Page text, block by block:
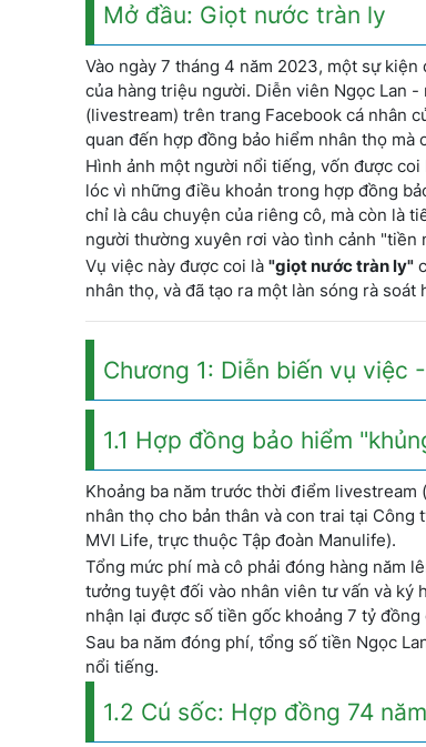
Mở đầu: Giọt nước tràn ly
Vào ngày 7 tháng 4 năm 2023, một sự
của hàng triệu người. Diễn viên Ngọc Lan
(livestream) trên trang Facebook cá nhân
quan đến hợp đồng bảo hiểm nhân thọ mà
Hình ảnh một người nổi tiếng, vốn được
lóc vì những điều khoản trong hợp đồng
chỉ là câu chuyện của riêng cô, mà còn là
người thường xuyên rơi vào tình cảnh "tiền
Vụ việc này được coi là "giọt nước tràn ly"
nhân thọ, và đã tạo ra một làn sóng rà
Chương 1: Diễn biến vụ việc
1.1 Hợp đồng bảo hiểm
Khoảng ba năm trước thời điểm
nhân thọ cho bản thân và con trai tại Công
MVI Life, trực thuộc Tập đoàn Manulife).
Tổng mức phí mà cô phải đóng hàng năm
tưởng tuyệt đối vào nhân viên tư vấn và ký
nhận lại được số tiền gốc khoảng 7 tỷ
Sau ba năm đóng phí, tổng số tiền Ngọc
nổi tiếng.
1.2 Cú sốc: Hợp đồng 74